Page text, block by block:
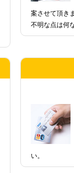
案させて頂き
不明な点は何
い。